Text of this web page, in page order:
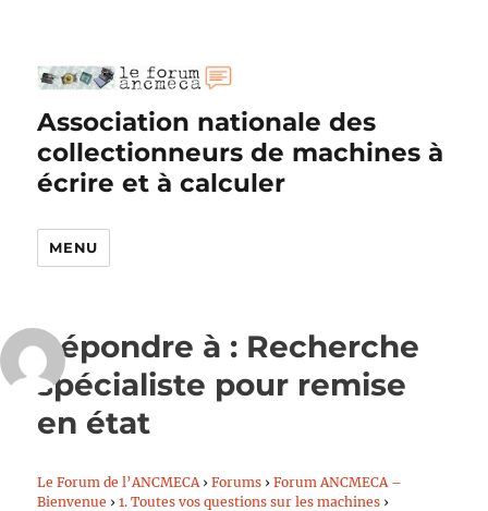
Association nationale des
collectionneurs de machines à
écrire et à calculer
MENU
Répondre à : Recherche
spécialiste pour remise
en état
Le Forum de l’ANCMECA › Forums › Forum ANCMECA –
Bienvenue › 1. Toutes vos questions sur les machines ›